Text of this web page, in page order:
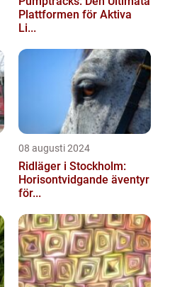
Plattformen för Aktiva
Li...
08 augusti 2024
Ridläger i Stockholm:
Horisontvidgande äventyr
för...